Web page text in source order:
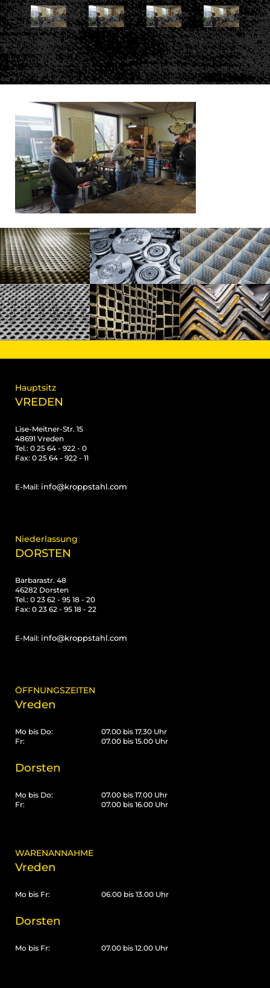
19 Januar 2018
kroppstahl
No comments
Hauptsitz
VREDEN
Lise-Meitner-Str. 15
48691 Vreden
Tel.: 0 25 64 - 922 - 0
Fax: 0 25 64 - 922 - 11
E-Mail: info@kroppstahl.com
Niederlassung
DORSTEN
Barbarastr. 48
46282 Dorsten
Tel.: 0 23 62 - 95 18 - 20
Fax: 0 23 62 - 95 18 - 22
E-Mail: info@kroppstahl.com
ÖFFNUNGSZEITEN
Vreden
Mo bis Do:
Fr:
07.00 bis 17.30 Uhr
07.00 bis 15.00 Uhr
Dorsten
Mo bis Do:
Fr:
07.00 bis 17.00 Uhr
07.00 bis 16.00 Uhr
WARENANNAHME
Vreden
Mo bis Fr: 06.00 bis 13.00 Uhr
Dorsten
Mo bis Fr: 07.00 bis 12.00 Uhr